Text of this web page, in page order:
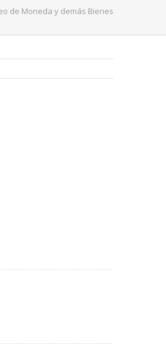
de Moneda y demás Bienes